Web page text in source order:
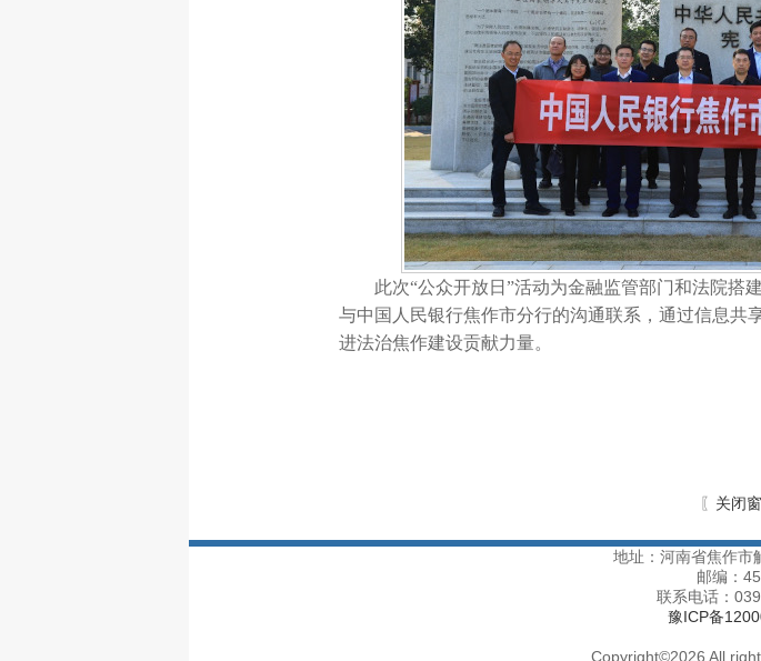
此次“公众开放日”活动为金融监管部门和法院搭
与中国人民银行焦作市分行的沟通联系，通过信息共
进法治焦作建设贡献力量。
〖 关闭
地址：河南省焦作市
邮编：
联系电话：
豫ICP备
Copyright©2026 All